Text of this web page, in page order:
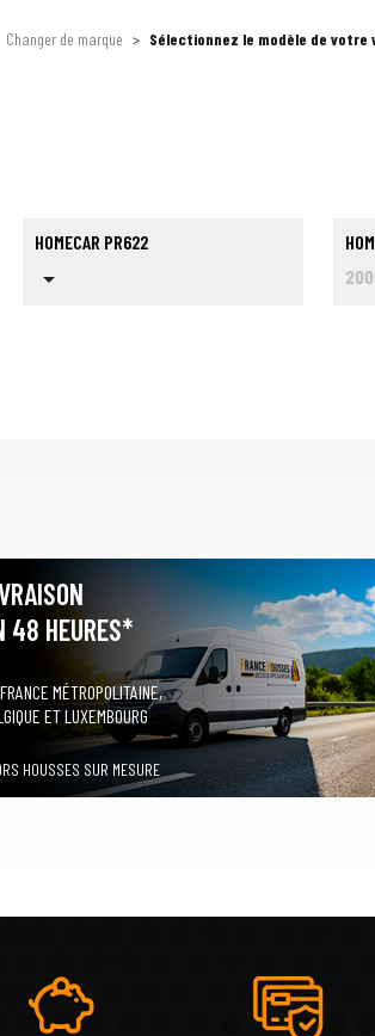
Changer de marque Sélectionnez le modèle de votre
HOMECAR PR622
arrow_drop_down
48 HEURES*
MÉTROPOLITAINE,
ET LUXEMBOURG
HOUSSES SUR MESURE